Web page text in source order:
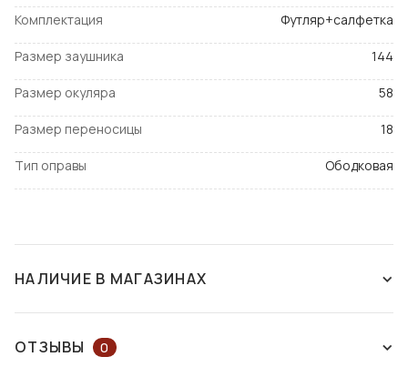
Комплектация Футляр+салфетка
Размер заушника 144
Размер окуляра 58
Размер переносицы 18
Тип оправы Ободковая
НАЛИЧИЕ В МАГАЗИНАХ
ОТЗЫВЫ 0